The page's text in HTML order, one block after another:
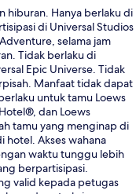
hiburan. Hanya berlaku di
di Universal Studios
selama jam
Tidak berlaku di
Epic Universe. Tidak
Manfaat tidak dapat
untuk tamu Loews
dan Loews
tamu yang menginap di
hotel. Akses wahana
waktu tunggu lebih
berpartisipasi.
valid kepada petugas